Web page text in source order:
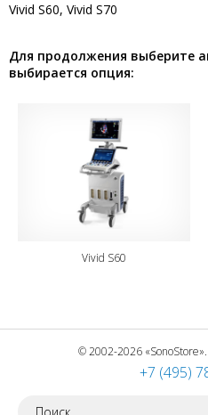
Vivid S60, Vivid S70
Для продолжения выберите
выбирается опция:
Vivid S60
© 2002-2026
+7 (495)